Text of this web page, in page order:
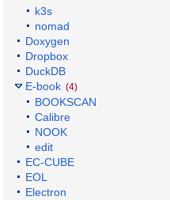
k3s
nomad
Doxygen
Dropbox
DuckDB
E-book (4)
BOOKSCAN
Calibre
NOOK
edit
EC-CUBE
EOL
Electron